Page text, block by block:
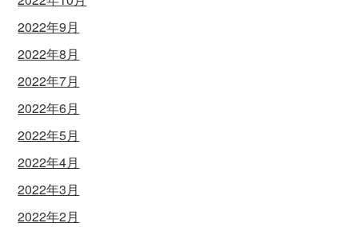
2022年9月
2022年8月
2022年7月
2022年6月
2022年5月
2022年4月
2022年3月
2022年2月